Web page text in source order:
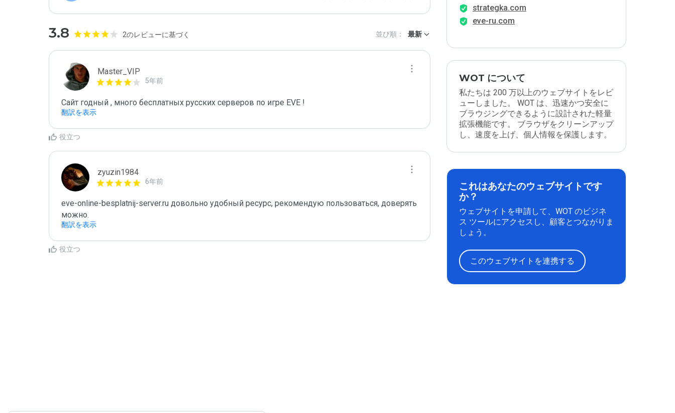
3.8 2のレビューに基づく 並び順： 最新
Master_VIP
5年前
Сайт годный , много бесплатных русских серверов по игре EVE !
翻訳を表示
役立つ
zyuzin1984
6年前
eve-online-besplatnij-server.ru довольно удобный ресурс, рекомендую пользоваться, доверять
можно.
翻訳を表示
役立つ
strategka.com
eve-ru.com
WOT について
私たちは 200 万以上のウェブサイトをレビ
ューしました。 WOT は、迅速かつ安全に
ブラウジングできるように設計された軽量
拡張機能です。 ブラウザをクリーンアップ
し、速度を上げ、個人情報を保護します。
これはあなたのウェブサイトです
か？
ウェブサイトを申請して、WOT のビジネ
ス ツールにアクセスし、顧客とつながりま
しょう。
このウェブサイトを連携する